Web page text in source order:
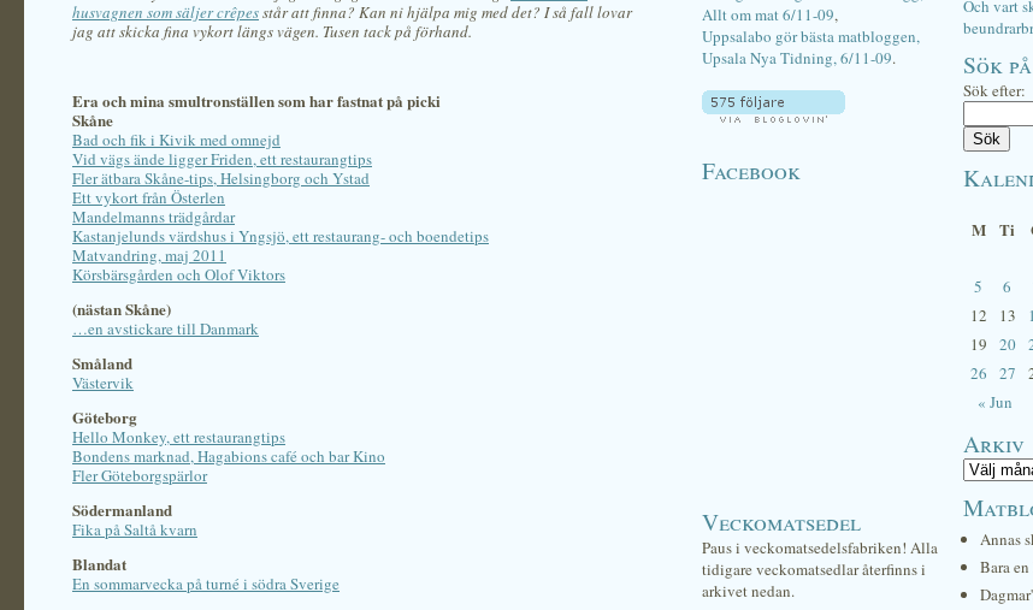
husvagnen som säljer crêpesstår att finna? Kan ni hjälpa mig med det? I så fall lovar
jag att skicka fina vykort längs vägen. Tusen tack på förhand.
Era och mina smultronställen som har fastnat på picki
Skåne
Bad och fik i Kivik med omnejd
Vid vägs ände ligger Friden, ett restaurangtips
Fler ätbara Skåne-tips, Helsingborg och Ystad
Ett vykort från Österlen
Mandelmanns trädgårdar
Kastanjelunds värdshus i Yngsjö, ett restaurang- och boendetips
Matvandring, maj 2011
Körsbärsgården och Olof Viktors
(nästan Skåne)
…en avstickare till Danmark
Småland
Västervik
Göteborg
Hello Monkey, ett restaurangtips
Bondens marknad, Hagabions café och bar Kino
Fler Göteborgspärlor
Södermanland
Fika på Saltå kvarn
Blandat
En sommarvecka på turné i södra Sverige
Allt om mat 6/11-09,
Uppsalabo gör bästa matbloggen,
Upsala Nya Tidning, 6/11-09.
Facebook
Veckomatsedel
Paus i veckomatsedelsfabriken! Alla
tidigare veckomatsedlar återfinns i
arkivet nedan.
Och vart
Sök
Sök efter:
M Ti
« Jun
5
6
12
13
19
20
26
27
Arkiv
Annas
Bara